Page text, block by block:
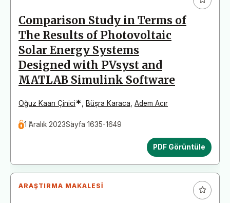
Comparison Study in Terms of
The Results of Photovoltaic
Solar Energy Systems
Designed with PVsyst and
MATLAB Simulink Software
Oğuz Kaan Çinici* Büşra Karaca Adem Acır
1 Aralık 2023Sayfa 1635-1649
PDF Görüntüle
ARAŞTIRMA MAKALESI